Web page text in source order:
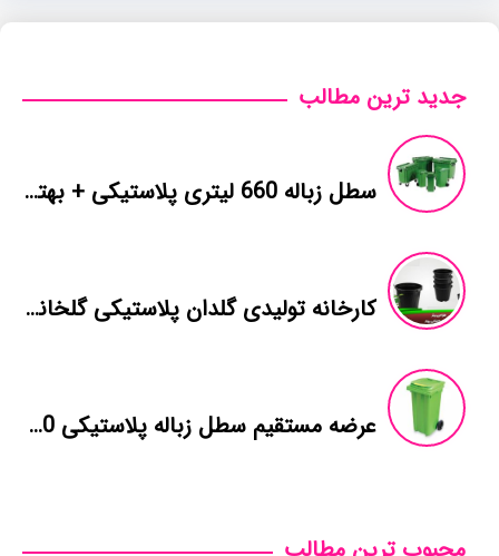
جدید ترین مطالب
سطل زباله 660 لیتری پلاستیکی + بهترین قیمت خرید
کارخانه تولیدی گلدان پلاستیکی گلخانه در شیراز
عرضه مستقیم سطل زباله پلاستیکی 240 لیتری